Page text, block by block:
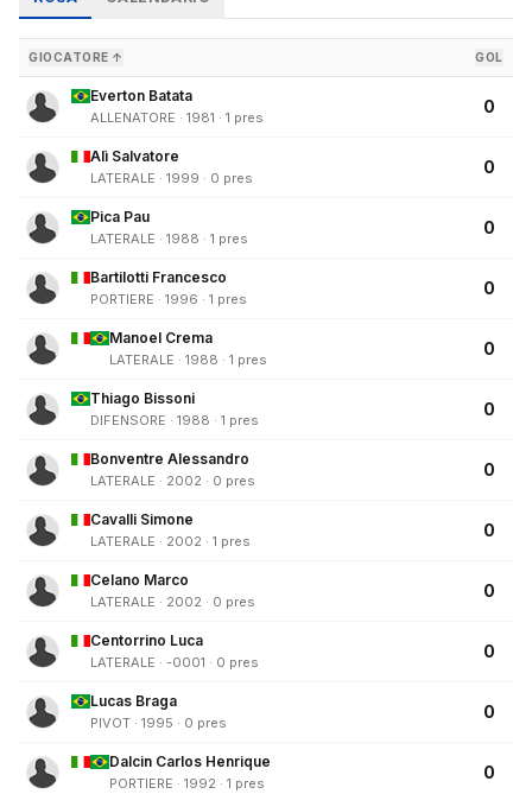
GIOCATORE ↑ GOL
Everton Batata
ALLENATORE · 1981 · 1 pres
0
Alì Salvatore
LATERALE · 1999 · 0 pres
0
Pica Pau
LATERALE · 1988 · 1 pres
0
Bartilotti Francesco
PORTIERE · 1996 · 1 pres
0
Manoel Crema
LATERALE · 1988 · 1 pres
0
Thiago Bissoni
DIFENSORE · 1988 · 1 pres
0
Bonventre Alessandro
LATERALE · 2002 · 0 pres
0
Cavalli Simone
LATERALE · 2002 · 1 pres
0
Celano Marco
LATERALE · 2002 · 0 pres
0
Centorrino Luca
LATERALE · -0001 · 0 pres
0
Lucas Braga
PIVOT · 1995 · 0 pres
0
Dalcin Carlos Henrique
PORTIERE · 1992 · 1 pres
0